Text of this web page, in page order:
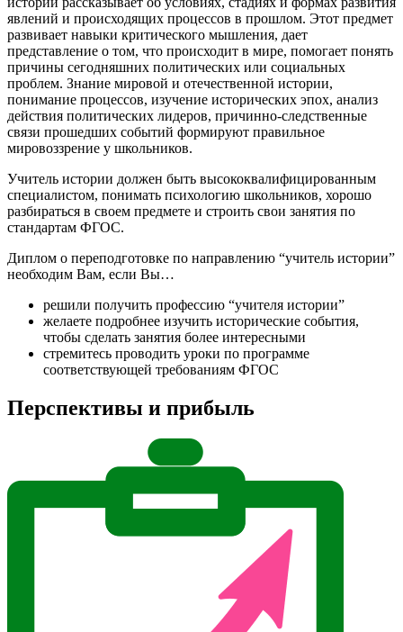
явлений и происходящих процессов в прошлом. Этот предмет
развивает навыки критического мышления, дает
представление о том, что происходит в мире, помогает понять
причины сегодняшних политических или социальных
проблем. Знание мировой и отечественной истории,
понимание процессов, изучение исторических эпох, анализ
действия политических лидеров, причинно-следственные
связи прошедших событий формируют правильное
мировоззрение у школьников.
Учитель истории должен быть высококвалифицированным
специалистом, понимать психологию школьников, хорошо
разбираться в своем предмете и строить свои занятия по
стандартам ФГОС.
Диплом о переподготовке по направлению “учитель истории”
необходим Вам, если Вы…
решили получить профессию “учителя истории”
желаете подробнее изучить исторические события,
чтобы сделать занятия более интересными
стремитесь проводить уроки по программе
соответствующей требованиям ФГОС
Перспективы и прибыль